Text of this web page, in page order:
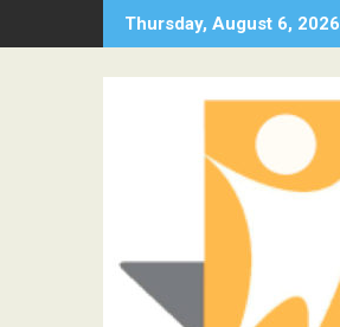
to
Thursday, August 6, 2026